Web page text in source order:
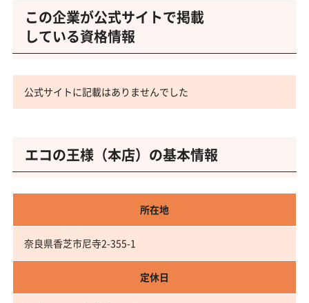
この企業が公式サイトで掲載
している資格情報
公式サイトに記載はありませんでした
エコの王様（本店）の基本情報
所在地
奈良県香芝市尼寺2-355-1
定休日